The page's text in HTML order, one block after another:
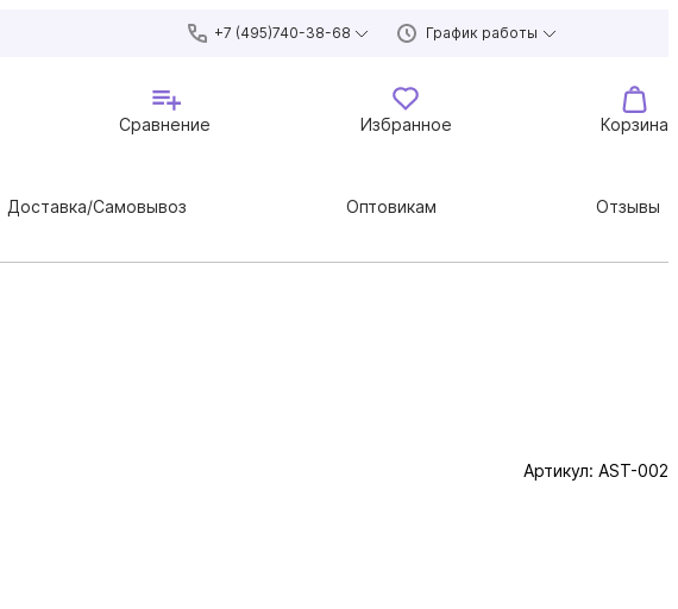
+7 (495)740-38-68 График работы
Сравнение Избранное Корзина
Доставка/Самовывоз Оптовикам Отзывы
Артикул: AST-002